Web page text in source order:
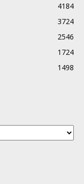
4184
3724
2546
1724
1498